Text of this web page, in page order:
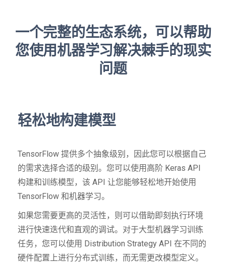
一个完整的生态系统，可以帮助
您使用机器学习解决棘手的现实
问题
轻松地构建模型
TensorFlow 提供多个抽象级别，因此您可以根据自己
的需求选择合适的级别。您可以使用高阶 Keras API
构建和训练模型，该 API 让您能够轻松地开始使用
TensorFlow 和机器学习。
如果您需要更高的灵活性，则可以借助即刻执行环境
进行快速迭代和直观的调试。对于大型机器学习训练
任务，您可以使用 Distribution Strategy API 在不同的
硬件配置上进行分布式训练，而无需更改模型定义。